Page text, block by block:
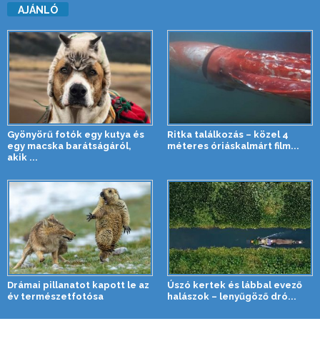
AJÁNLÓ
Gyönyörű fotók egy kutya és
egy macska barátságáról,
akik ...
Ritka találkozás – közel 4
méteres óriáskalmárt film...
Drámai pillanatot kapott le az
év természetfotósa
Úszó kertek és lábbal evező
halászok – lenyűgöző dró...